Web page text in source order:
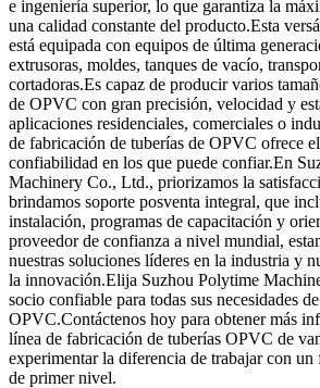
e ingeniería superior, lo que garantiza la
una calidad constante del producto.Esta
está equipada con equipos de última
extrusoras, moldes, tanques de vacío,
cortadoras.Es capaz de producir varios
de OPVC con gran precisión, velocidad y
aplicaciones residenciales, comerciales o
de fabricación de tuberías de OPVC ofrece
confiabilidad en los que puede confiar.En
Machinery Co., Ltd., priorizamos la
brindamos soporte posventa integral, que
instalación, programas de capacitación y
proveedor de confianza a nivel mundial,
nuestras soluciones líderes en la industria y
la innovación.Elija Suzhou Polytime
socio confiable para todas sus necesidades
OPVC.Contáctenos hoy para obtener más
línea de fabricación de tuberías OPVC de
experimentar la diferencia de trabajar con
de primer nivel.